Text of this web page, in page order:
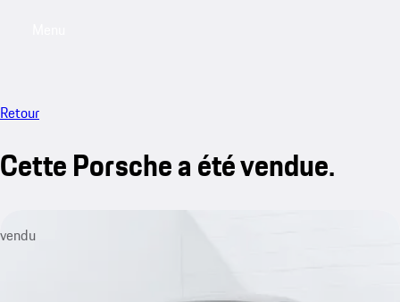
Retour
Cette Porsche a été vendue.
vendu